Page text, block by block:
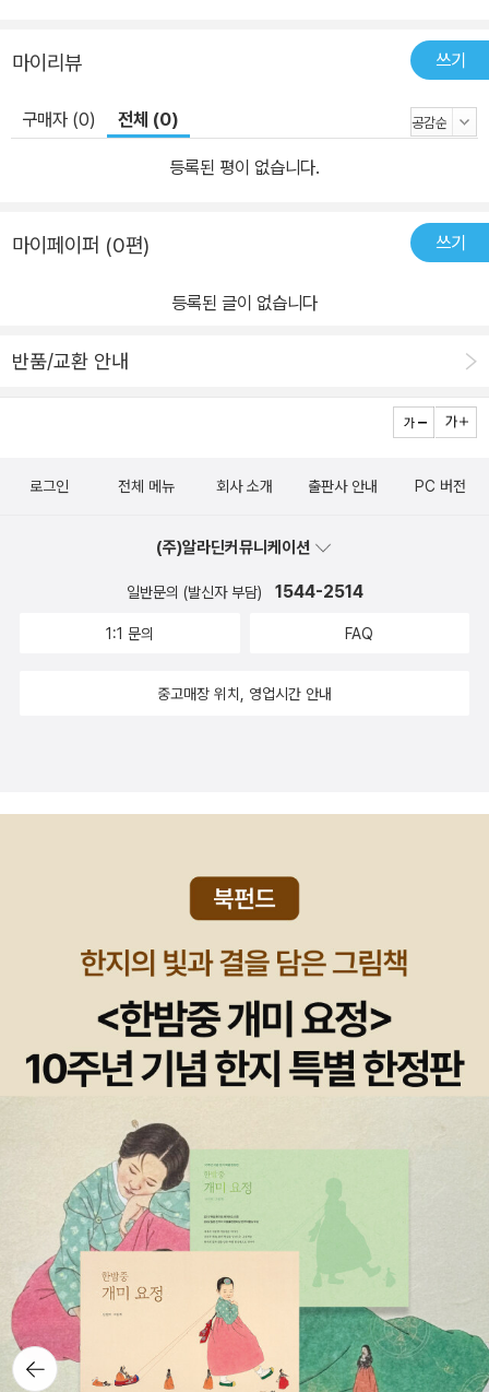
마이리뷰 쓰기
구매자 (0) 전체 (0)
등록된 평이 없습니다.
마이페이퍼 (0편) 쓰기
등록된 글이 없습니다
반품/교환 안내
뒤로가
기
로그인 전체 메뉴 회사 소개 출판사 안내 PC 버전
(주)알라딘커뮤니케이션
일반문의 (발신자 부담) 1544-2514
1:1 문의 FAQ
중고매장 위치, 영업시간 안내